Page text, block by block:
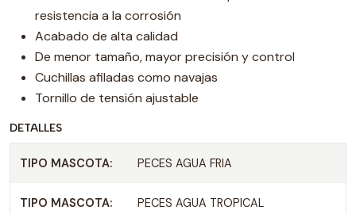
resistencia a la corrosión
Acabado de alta calidad
De menor tamaño, mayor precisión y control
Cuchillas afiladas como navajas
Tornillo de tensión ajustable
DETALLES
TIPO MASCOTA: PECES AGUA FRIA
TIPO MASCOTA: PECES AGUA TROPICAL